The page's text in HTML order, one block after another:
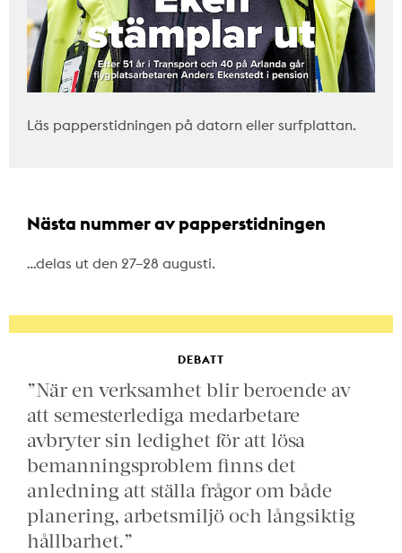
Läs papperstidningen på datorn eller surfplattan.
Nästa nummer av papperstidningen
…delas ut den 27–28 augusti.
DEBATT
”När en verksamhet blir beroende av
att semesterlediga medarbetare
avbryter sin ledighet för att lösa
bemanningsproblem finns det
anledning att ställa frågor om både
planering, arbetsmiljö och långsiktig
hållbarhet.”